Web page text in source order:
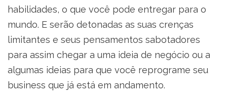
habilidades, o que você pode entregar para o
mundo. E serão detonadas as suas crenças
limitantes e seus pensamentos sabotadores
para assim chegar a uma ideia de negócio ou a
algumas ideias para que você reprograme seu
business que já está em andamento.